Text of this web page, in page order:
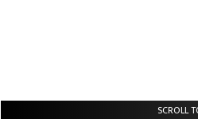
SCROLL